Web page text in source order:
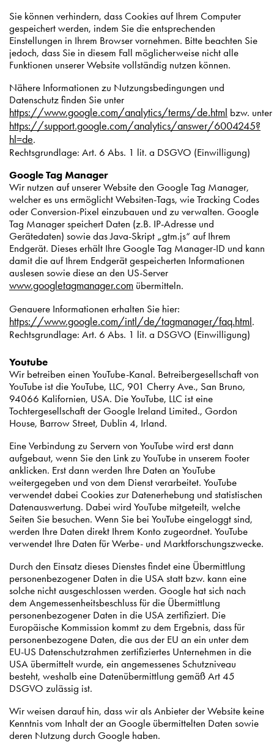
Sie können verhindern, dass Cookies auf Ihrem Computer
gespeichert werden, indem Sie die entsprechenden
Einstellungen in Ihrem Browser vornehmen. Bitte beachten Sie
jedoch, dass Sie in diesem Fall möglicherweise nicht alle
Funktionen unserer Website vollständig nutzen können.
Nähere Informationen zu Nutzungsbedingungen und
Datenschutz finden Sie unter
https://www.google.com/analytics/terms/de.html bzw. unter
https://support.google.com/analytics/answer/6004245?
hl=de.
Rechtsgrundlage: Art. 6 Abs. 1 lit. a DSGVO (Einwilligung)
Google Tag Manager
Wir nutzen auf unserer Website den Google Tag Manager,
welcher es uns ermöglicht Websiten-Tags, wie Tracking Codes
oder Conversion-Pixel einzubauen und zu verwalten. Google
Tag Manager speichert Daten (z.B. IP-Adresse und
Gerätedaten) sowie das Java-Skript „gtm.js“ auf Ihrem
Endgerät. Dieses erhält Ihre Google Tag Manager-ID und kann
damit die auf Ihrem Endgerät gespeicherten Informationen
auslesen sowie diese an den US-Server
www.googletagmanager.com übermitteln.
Genauere Informationen erhalten Sie hier:
https://www.google.com/intl/de/tagmanager/faq.html.
Rechtsgrundlage: Art. 6 Abs. 1 lit. a DSGVO (Einwilligung)
Youtube
Wir betreiben einen YouTube-Kanal. Betreibergesellschaft von
YouTube ist die YouTube, LLC, 901 Cherry Ave., San Bruno,
94066 Kalifornien, USA. Die YouTube, LLC ist eine
Tochtergesellschaft der Google Ireland Limited., Gordon
House, Barrow Street, Dublin 4, Irland.
Eine Verbindung zu Servern von YouTube wird erst dann
aufgebaut, wenn Sie den Link zu YouTube in unserem Footer
anklicken. Erst dann werden Ihre Daten an YouTube
weitergegeben und von dem Dienst verarbeitet. YouTube
verwendet dabei Cookies zur Datenerhebung und statistischen
Datenauswertung. Dabei wird YouTube mitgeteilt, welche
Seiten Sie besuchen. Wenn Sie bei YouTube eingeloggt sind,
werden Ihre Daten direkt Ihrem Konto zugeordnet. YouTube
verwendet Ihre Daten für Werbe- und Marktforschungszwecke.
Durch den Einsatz dieses Dienstes findet eine Übermittlung
personenbezogener Daten in die USA statt bzw. kann eine
solche nicht ausgeschlossen werden. Google hat sich nach
dem Angemessenheitsbeschluss für die Übermittlung
personenbezogener Daten in die USA zertifiziert. Die
Europäische Kommission kommt zu dem Ergebnis, dass für
personenbezogene Daten, die aus der EU an ein unter dem
EU-US Datenschutzrahmen zertifiziertes Unternehmen in die
USA übermittelt wurde, ein angemessenes Schutzniveau
besteht, weshalb eine Datenübermittlung gemäß Art 45
DSGVO zulässig ist.
Wir weisen darauf hin, dass wir als Anbieter der Website keine
Kenntnis vom Inhalt der an Google übermittelten Daten sowie
deren Nutzung durch Google haben.